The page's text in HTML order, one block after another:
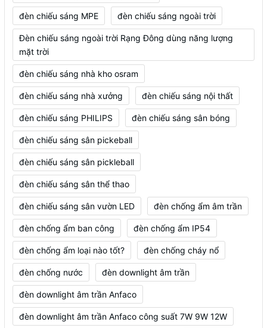
đèn chiếu sáng MPE đèn chiếu sáng ngoài trời
Đèn chiếu sáng ngoài trời Rạng Đông dùng năng lượng
mặt trời
đèn chiếu sáng nhà kho osram
đèn chiếu sáng nhà xưởng đèn chiếu sáng nội thất
đèn chiếu sáng PHILIPS đèn chiếu sáng sân bóng
đèn chiếu sáng sân pickeball
đèn chiếu sáng sân pickleball
đèn chiếu sáng sân thể thao
đèn chiếu sáng sân vườn LED đèn chống ẩm âm trần
đèn chống ẩm ban công đèn chống ẩm IP54
đèn chống ẩm loại nào tốt? đèn chống cháy nổ
đèn chống nước đèn downlight âm trần
đèn downlight âm trần Anfaco
đèn downlight âm trần Anfaco công suất 7W 9W 12W